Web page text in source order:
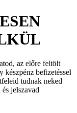
az előre feltölt
készpénz befizetéssel
tudnak neked
jelszavad